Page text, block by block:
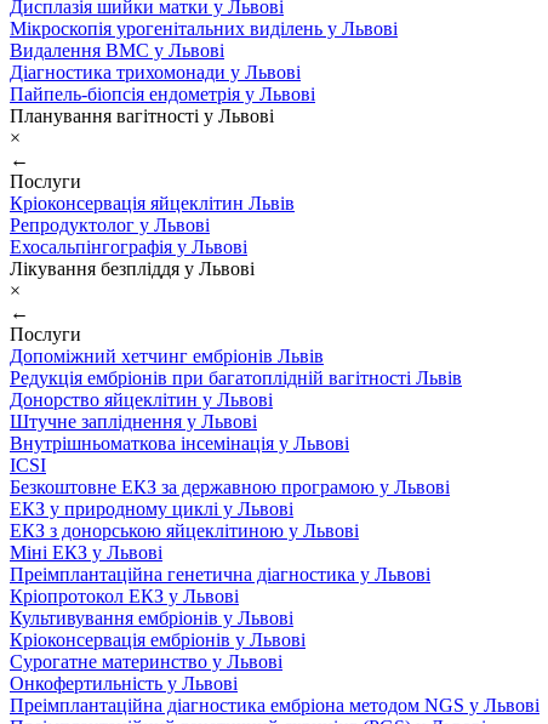
Дисплазія шийки матки у Львові
Мікроскопія урогенітальних виділень у Львові
Видалення ВМС у Львові
Діагностика трихомонади у Львові
Пайпель-біопсія ендометрія у Львові
Планування вагітності у Львові
×
←
Послуги
Кріоконсервація яйцеклітин Львів
Репродуктолог у Львові
Ехосальпінгографія у Львові
Лікування безпліддя у Львові
×
←
Послуги
Допоміжний хетчинг ембріонів Львів
Редукція ембріонів при багатоплідній вагітності Львів
Донорство яйцеклітин у Львові
Штучне запліднення у Львові
Внутрішньоматкова інсемінація у Львові
ICSI
Безкоштовне ЕКЗ за державною програмою у Львові
ЕКЗ у природному циклі у Львові
ЕКЗ з донорською яйцеклітиною у Львові
Міні ЕКЗ у Львові
Преімплантаційна генетична діагностика у Львові
Кріопротокол ЕКЗ у Львові
Культивування ембріонів у Львові
Кріоконсервація ембріонів у Львові
Сурогатне материнство у Львові
Онкофертильність у Львові
Преімплантаційна діагностика ембріона методом NGS у Львові